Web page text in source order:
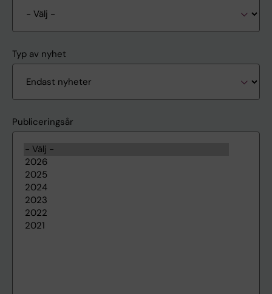
Typ av nyhet
Publiceringsår